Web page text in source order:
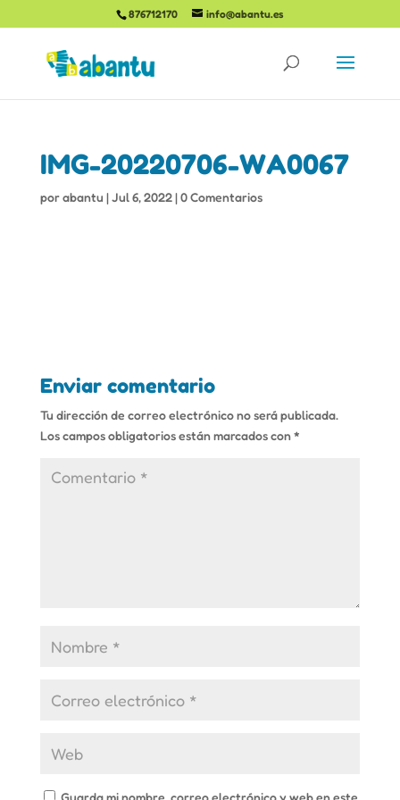
876712170 info@abantu.es
IMG-20220706-WA0067
porabantu |Jul 6, 2022|0 Comentarios
Enviar comentario
Tu dirección de correo electrónico no será publicada.
Los campos obligatorios están marcados con*
Guarda mi nombre, correo electrónico y web en este